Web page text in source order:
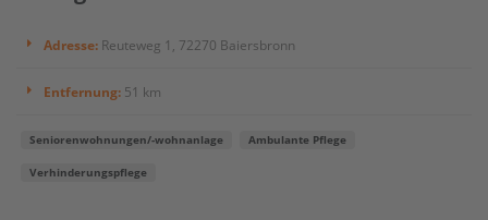
Adresse: Reuteweg 1, 72270 Baiersbronn
Entfernung: 51 km
Seniorenwohnungen/-wohnanlage Ambulante Pflege
Verhinderungspflege